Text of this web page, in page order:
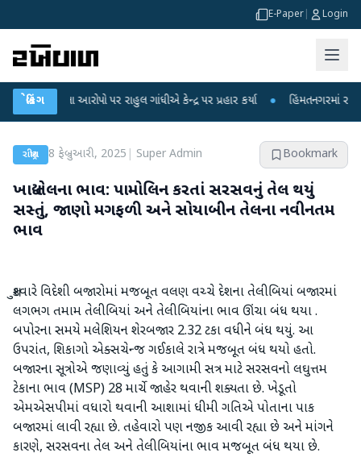
E-Paper Login
બ્રેકિંગ
આરોપો પર રાહુલ ગાંધીએ કેન્દ્ર પર પ્રહાર કર્યા ● હિંમતનગરમાં રહસ્યમય
રાષ્ટ્રીય 8 ફેબ્રુઆરી, 2025 Super Admin Bookmark
ખાદ્ય તેલના ભાવ: પામોલિન કરતાં સરસવનું તેલ થયું
સસ્તું, જાણો મગફળી અને સોયાબીન તેલના નવીનતમ
ભાવ
શુક્રવારે વિદેશી બજારોમાં મજબૂત વલણ વચ્ચે દેશના તેલીબિયાં બજારમાં
લગભગ તમામ તેલીબિયાં અને તેલીબિયાંના ભાવ ઊંચા બંધ થયા .
બપોરના સમયે મલેશિયન શેરબજાર 2.32 ટકા વધીને બંધ થયું. આ
ઉપરાંત, શિકાગો એક્સચેન્જ ગઈકાલે રાત્રે મજબૂત બંધ થયો હતો.
બજારના સૂત્રોએ જણાવ્યું હતું કે આગામી સત્ર માટે સરસવનો લઘુત્તમ
ટેકાના ભાવ (MSP) 28 માર્ચે જાહેર થવાની શક્યતા છે. ખેડૂતો
એમએસપીમાં વધારો થવાની આશામાં ધીમી ગતિએ પોતાના પાક
બજારમાં લાવી રહ્યા છે. તહેવારો પણ નજીક આવી રહ્યા છે અને માંગને
કારણે, સરસવના તેલ અને તેલીબિયાંના ભાવ મજબૂત બંધ થયા છે.